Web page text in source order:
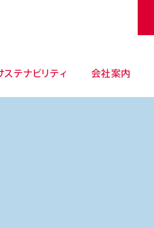
ステナビリティ 会社案内